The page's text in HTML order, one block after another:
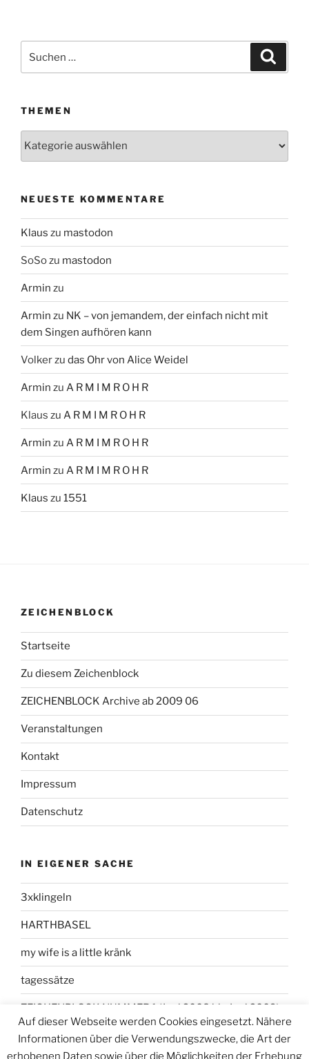
nach:
THEMEN
Themen
NEUESTE KOMMENTARE
Klaus zu mastodon
SoSozu mastodon
Armin zu
Armin zu NK – von jemandem, der einfach nicht mit
dem Singen aufhören kann
Volkerzu das Ohr von Alice Weidel
Armin zu A R M I M R O H R
Klaus zu A R M I M R O H R
Armin zu A R M I M R O H R
Armin zu A R M I M R O H R
Klaus zu 1551
ZEICHENBLOCK
Startseite
Zu diesem Zeichenblock
ZEICHENBLOCK Archive ab 2009 06
Veranstaltungen
Kontakt
Impressum
Datenschutz
IN EIGENER SACHE
3xklingeln
HARTHBASEL
my wife is a little kränk
tagessätze
ZEICHENBLOCK NUMMER 1 (Juni 2008 bis Juni 2009)
Auf dieser Webseite werden Cookies eingesetzt. Nähere
Informationen über die Verwendungszwecke, die Art der
erhobenen Daten sowie über die Möglichkeiten der Erhebung